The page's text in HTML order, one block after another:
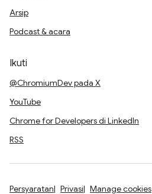
Arsip
Podcast & acara
Ikuti
@ChromiumDev pada X
YouTube
Chrome for Developers di LinkedIn
RSS
Persyaratan Privasi Manage cookies